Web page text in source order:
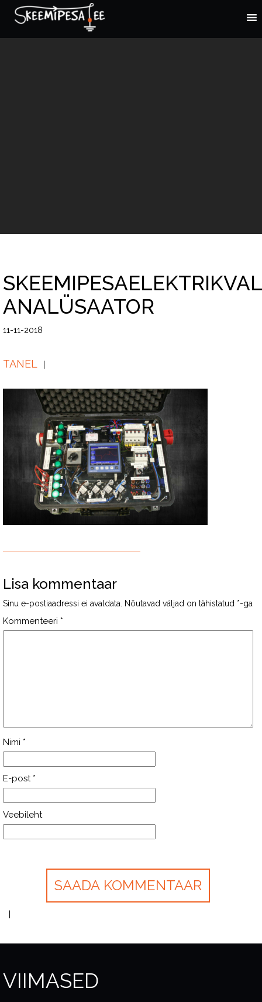
ANALÜSAATOR
11-11-2018
TANEL
Lisa kommentaar
Sinu e-postiaadressi ei avaldata. Nõutavad väljad on tähistatud *-ga
Kommenteeri *
Nimi *
E-post *
Veebileht
VIIMASED